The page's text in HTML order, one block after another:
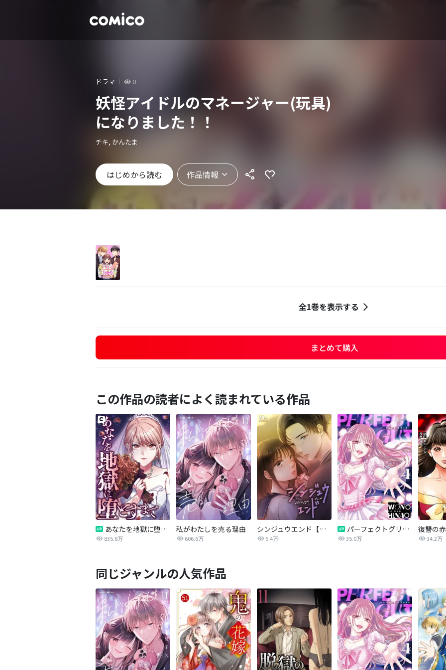
ドラマ 0
妖怪アイドルのマネージャー(玩具)
になりました！！
チキ, かんたま
はじめから読む 作品情報
全1巻を表示する
まとめて購入
この作品の読者によく読まれている作品
あなたを地獄に堕とすまで
835.8万
私がわたしを売る理由
606.6万
シンジュウエンド【タテヨミ】
5.4万
パーフェクトグリッター
35.0万 34.2万
同じジャンルの人気作品